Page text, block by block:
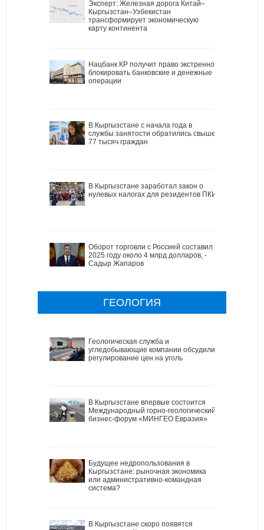
Эксперт: Железная дорога Китай–
Кыргызстан–Узбекистан
трансформирует экономическую
карту континента
Нацбанк КР получит право экстренно
блокировать банковские и денежные
операции
В Кыргызстане с начала года в
службы занятости обратились свыше
77 тысяч граждан
В Кыргызстане заработал закон о
нулевых налогах для резидентов ПКИ
Оборот торговли с Россией составил в
2025 году около 4 млрд долларов, -
Садыр Жапаров
ГЕОЛОГИЯ
Геологическая служба и
угледобывающие компании обсудили
регулирование цен на уголь
В Кыргызстане впервые состоится
Международный горно-геологический
бизнес-форум «МИНГЕО Евразия»
Будущее недропользования в
Кыргызстане: рыночная экономика
или административно-командная
система?
В Кыргызстане скоро появятся